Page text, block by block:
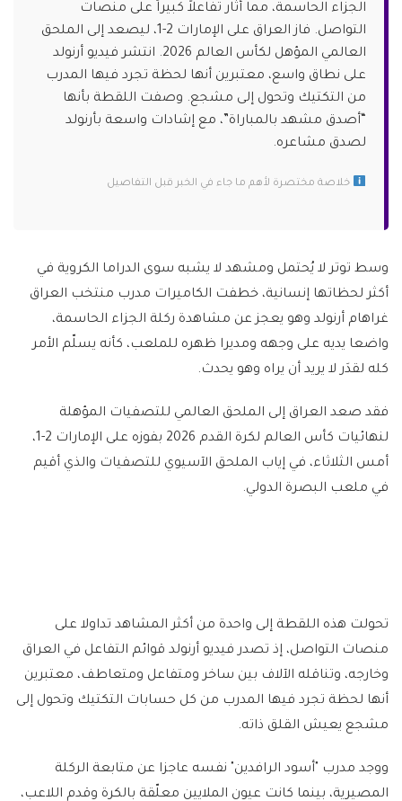
الجزاء الحاسمة، مما أثار تفاعلاً كبيراً على منصات
التواصل. فاز العراق على الإمارات 2-1، ليصعد إلى الملحق
العالمي المؤهل لكأس العالم 2026. انتشر فيديو أرنولد
على نطاق واسع، معتبرين أنها لحظة تجرد فيها المدرب
من التكتيك وتحول إلى مشجع. وصفت اللقطة بأنها
“أصدق مشهد بالمباراة”، مع إشادات واسعة بأرنولد
لصدق مشاعره.
خلاصة مختصرة لأهم ما جاء في الخبر قبل التفاصيل
وسط توتر لا يُحتمل ومشهد لا يشبه سوى الدراما الكروية في
أكثر لحظاتها إنسانية، خطفت الكاميرات مدرب منتخب العراق
غراهام أرنولد وهو يعجز عن مشاهدة ركلة الجزاء الحاسمة،
واضعا يديه على وجهه ومديرا ظهره للملعب، كأنه يسلّم الأمر
كله لقدَر لا يريد أن يراه وهو يحدث.
فقد صعد العراق إلى الملحق العالمي للتصفيات المؤهلة
لنهائيات كأس العالم لكرة القدم 2026 بفوزه على الإمارات 2-1،
أمس الثلاثاء، في إياب الملحق الآسيوي للتصفيات والذي أقيم
في ملعب البصرة الدولي.
تحولت هذه اللقطة إلى واحدة من أكثر المشاهد تداولا على
منصات التواصل، إذ تصدر فيديو أرنولد قوائم التفاعل في العراق
وخارجه، وتناقله الآلاف بين ساخر ومتفاعل ومتعاطف، معتبرين
أنها لحظة تجرد فيها المدرب من كل حسابات التكتيك وتحول إلى
مشجع يعيش القلق ذاته.
ووجد مدرب "أسود الرافدين" نفسه عاجزا عن متابعة الركلة
المصيرية، بينما كانت عيون الملايين معلّقة بالكرة وقدم اللاعب،